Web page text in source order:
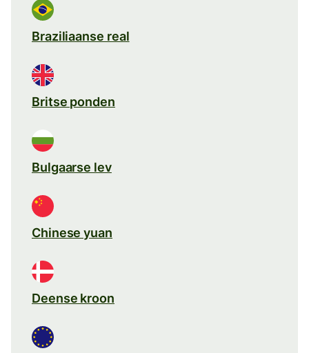
Braziliaanse real
Britse ponden
Bulgaarse lev
Chinese yuan
Deense kroon